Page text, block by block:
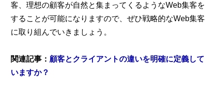
客、理想の顧客が自然と集まってくるようなWeb集客を
することが可能になりますので、ぜひ戦略的なWeb集客
に取り組んでいきましょう。
関連記事： 顧客とクライアントの違いを明確に定義して
いますか？